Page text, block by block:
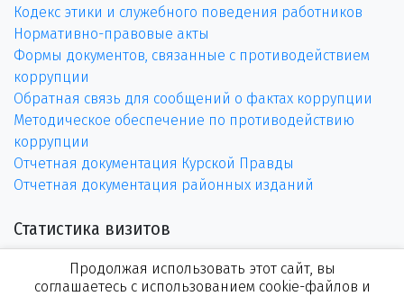
Кодекс этики и служебного поведения работников
Нормативно-правовые акты
Формы документов, связанные с противодействием
коррупции
Обратная связь для сообщений о фактах коррупции
Методическое обеспечение по противодействию
коррупции
Отчетная документация Курской Правды
Отчетная документация районных изданий
Статистика визитов
Продолжая использовать этот сайт, вы
соглашаетесь с использованием cookie-файлов и